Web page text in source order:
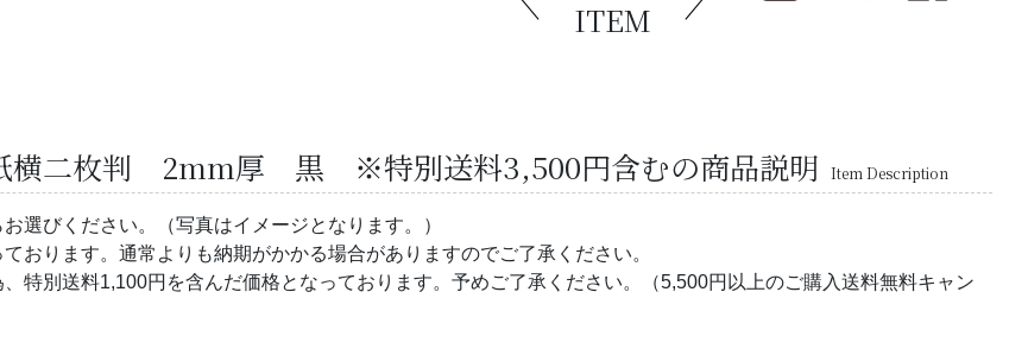
ITEM
横二枚判 2mm厚 黒 ※特別送料3,500円含むの商品説明 Item Description
選びください。（写真はイメージとなります。）
おります。通常よりも納期がかかる場合がありますのでご了承ください。
特別送料1,100円を含んだ価格となっております。予めご了承ください。（5,500円以上のご購入送料無料キャン